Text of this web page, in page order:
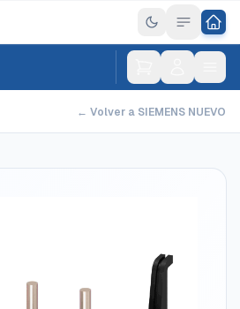
← Volver a SIEMENS NUEVO